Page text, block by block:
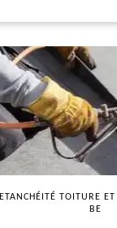
ETANCHÉITÉ TOITURE
BE